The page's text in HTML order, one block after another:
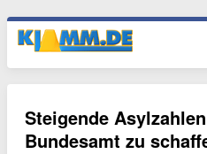
Steigende
Bundesamt zu